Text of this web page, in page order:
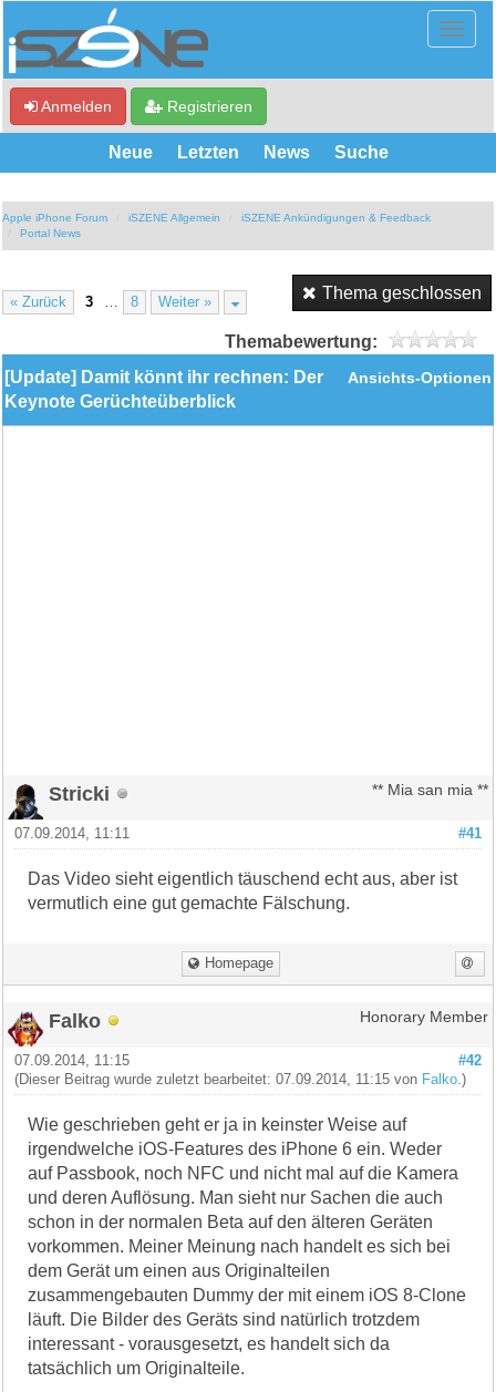
Anmelden Registrieren
Neue Letzten News Suche
Apple iPhone Forum iSZENE Allgemein
iSZENE Ankündigungen & Feedback
Portal News
« Zurück 3 8 Weiter » Thema geschlossen
Themabewertung:
Ansichts-Optionen
[Update] Damit könnt ihr rechnen: Der
Keynote Gerüchteüberblick
Stricki ** Mia san mia **
#41
07.09.2014, 11:11
Das Video sieht eigentlich täuschend echt aus, aber ist
vermutlich eine gut gemachte Fälschung.
Homepage
Falko Honorary Member
#42
07.09.2014, 11:15
(Dieser Beitrag wurde zuletzt bearbeitet: 07.09.2014, 11:15 von Falko .)
Wie geschrieben geht er ja in keinster Weise auf
irgendwelche iOS-Features des iPhone 6 ein. Weder
auf Passbook, noch NFC und nicht mal auf die Kamera
und deren Auflösung. Man sieht nur Sachen die auch
schon in der normalen Beta auf den älteren Geräten
vorkommen. Meiner Meinung nach handelt es sich bei
dem Gerät um einen aus Originalteilen
zusammengebauten Dummy der mit einem iOS 8-Clone
läuft. Die Bilder des Geräts sind natürlich trotzdem
interessant - vorausgesetzt, es handelt sich da
tatsächlich um Originalteile.